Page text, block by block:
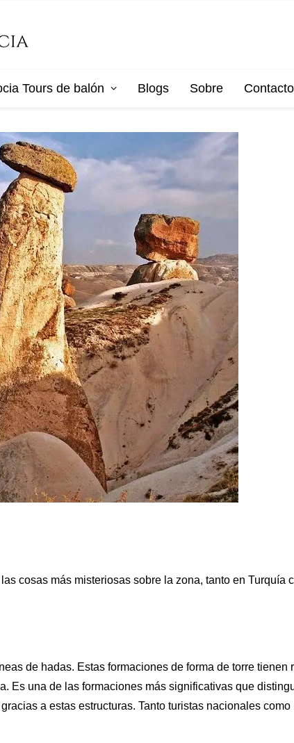
Tours de balón Blogs Sobre Contacto
cosas más misteriosas sobre la zona, tanto en Turquía
de hadas. Estas formaciones de forma de torre tienen
Es una de las formaciones más significativas que
a estas estructuras. Tanto turistas nacionales como